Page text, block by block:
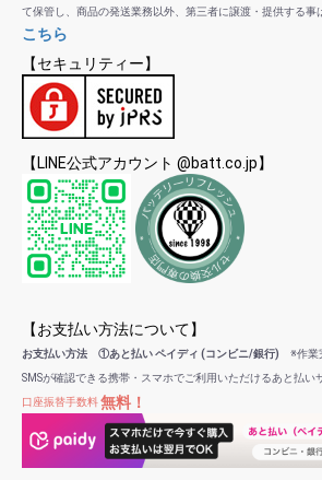
て保管し、商品の発送業務以外、第三者に譲渡・提供する事
こちら
【セキュリティー】
【LINE公式アカウント @batt.co.jp】
【お支払い方法について】
お支払い方法 ①あと払い ペイディ (コンビニ/銀行) ※作業
SMSが確認できる携帯・スマホでご利用いただけるあと払い
口座振替手数料無料！